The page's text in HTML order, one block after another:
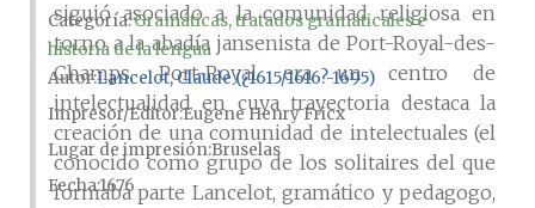
siguió asociado a la comunidad religiosa en
torno a la abadía jansenista de Port-Royal-des-
Champs. Port-Royal era un centro de
intelectualidad en cuya trayectoria destaca la
creación de una comunidad de intelectuales (el
conocido como grupo de los solitaires del que
formaba parte Lancelot, gramático y pedagogo,
Categoría:Gramáticas, tratados gramaticales e
historia de la lengua
AutorLancelot, Claude (¿1615/1616?-1695)
Impresor/EditorEugene Henry Fricx
Lugar de impresiónBruselas
Fecha1676